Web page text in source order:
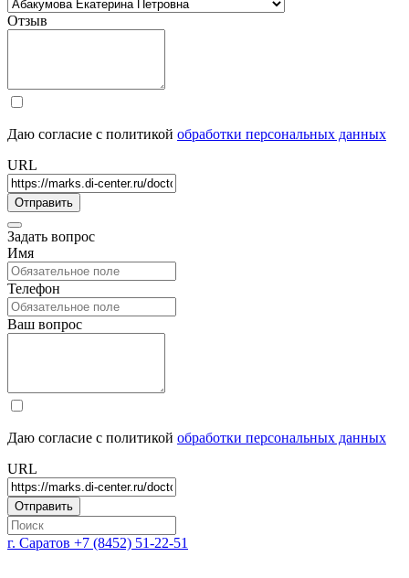
Отзыв
Даю согласие с политикой обработки персональных данных
URL
Задать вопрос
Имя
Телефон
Ваш вопрос
Даю согласие с политикой обработки персональных данных
URL
г. Саратов +7 (8452) 51-22-51